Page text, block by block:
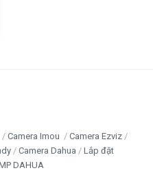
Camera Imou
Camera Ezviz
Camera Dahua
Lắp đặt
DAHUA